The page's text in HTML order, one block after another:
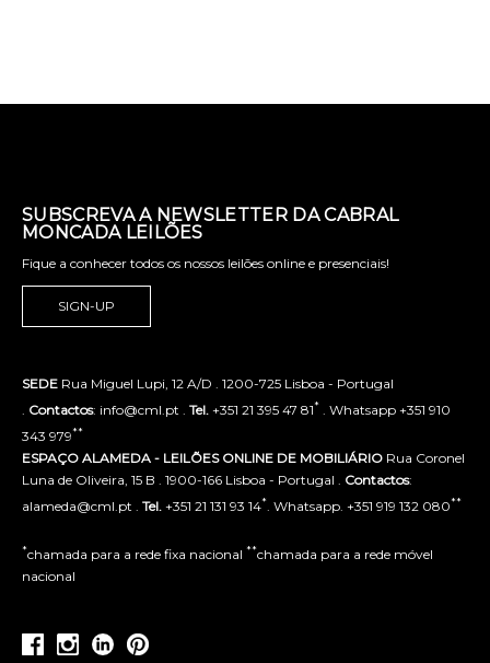
SUBSCREVA A NEWSLETTER DA CABRAL
MONCADA LEILÕES
Fique a conhecer todos os nossos leilões online e presenciais!
SIGN-UP
SEDE Rua Miguel Lupi, 12 A/D . 1200-725 Lisboa - Portugal
Contactos: info@cml.pt . Tel. +351 21 395 47 81* . Whatsapp +351 910
343 979**
ESPAÇO ALAMEDA - LEILÕES ONLINE DE MOBILIÁRIO Rua Coronel
Luna de Oliveira, 15 B . 1900-166 Lisboa - Portugal . Contactos:
alameda@cml.pt . Tel. +351 21 131 93 14* . Whatsapp. +351 919 132 080**
*chamada para a rede fixa nacional **chamada para a rede móvel
nacional